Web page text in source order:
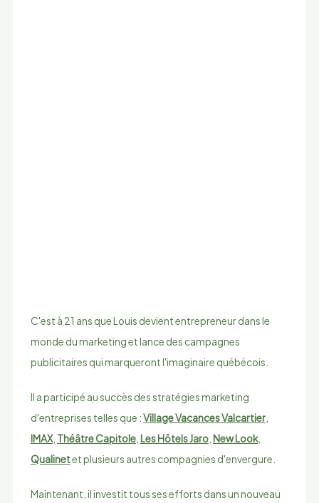
C'est à 21 ans que Louis devient entrepreneur dans le
monde du marketing et lance des campagnes
publicitaires qui marqueront l'imaginaire québécois.
Il a participé au succès des stratégies marketing
d'entreprises telles que :Village Vacances Valcartier,
IMAX, Théâtre Capitole, Les Hôtels Jaro, New Look,
Qualinetet plusieurs autres compagnies d'envergure.
Maintenant, il investit tous ses efforts dans un nouveau